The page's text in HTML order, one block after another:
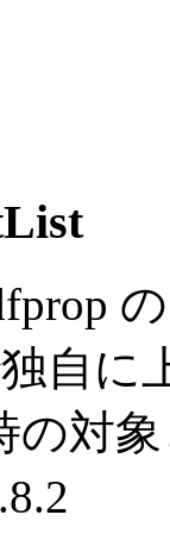
独自
の対